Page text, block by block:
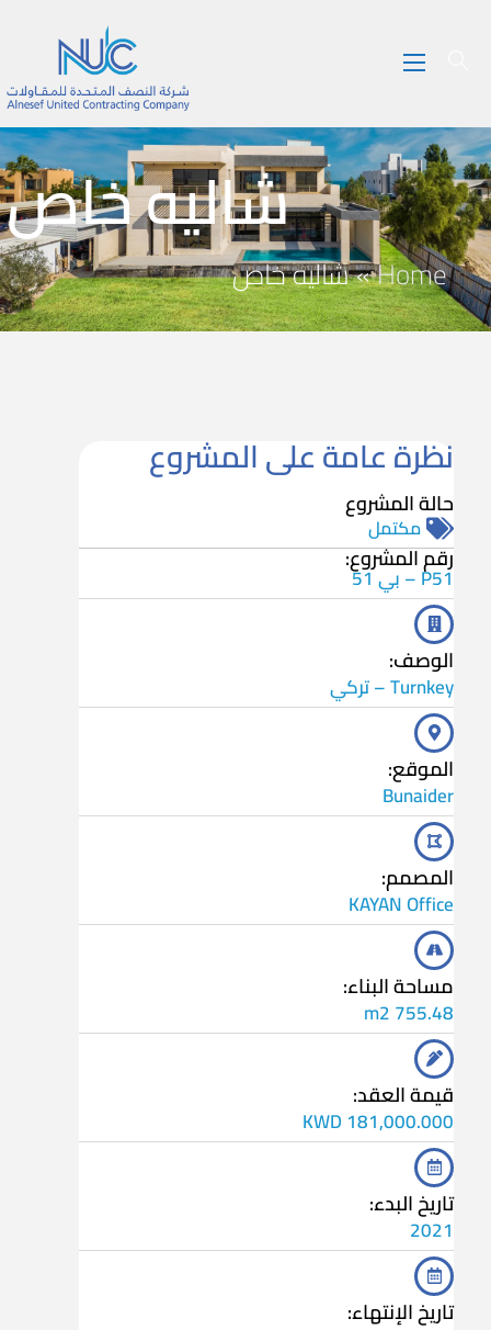
شاليه خاص
Home
»شاليه خاص
نظرة عامة على المشروع
حالة المشروع
مكتمل
رقم المشروع:
P51 – بي 51
الوصف:
Turnkey – تركي
الموقع:
Bunaider
المصمم:
KAYAN Office
مساحة البناء:
755.48 m2
قيمة العقد:
181,000.000 KWD
تاريخ البدء:
2021
تاريخ الإنتهاء: